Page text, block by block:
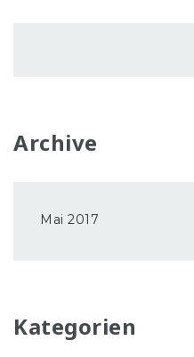
Archive
Mai 2017
Kategorien